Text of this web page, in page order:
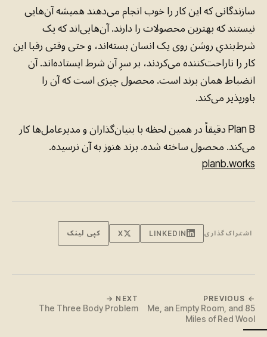
سازندگانی که این کار را خوب انجام می‌دهند همیشه آن‌هایی
نیستند که بهترین محصولات را دارند. آن‌هایی‌اند که یک
شرط‌بندیِ روشن روی یک انسان بسته‌اند، و حتی وقتی رقبا این
کار را ناراحت‌کننده می‌کردند، بر سرِ آن شرط ایستاده‌اند. آن
انضباط همان برند است. محصول چیزی است که آن را
باورپذیر می‌کند.
Plan B دقیقاً در همین لحظه با بنیان‌گذاران و مدیرعامل‌ها کار
می‌کند. محصول ساخته شده. برند هنوز به آن نرسیده.
planb.works
اشتراک‌گذاری LINKEDIN
X کپی لینک
← PREVIOUS
Me, an Empty Room, and 85
Miles of Red Wool
NEXT →
The Three Body Problem